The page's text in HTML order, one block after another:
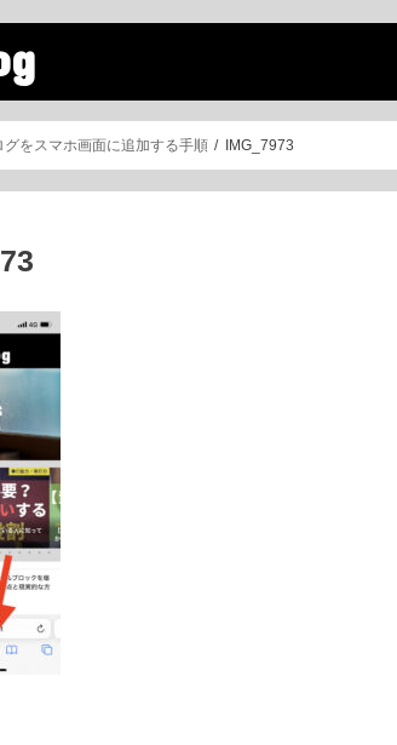
グをスマホ画面に追加する手順 IMG_7973